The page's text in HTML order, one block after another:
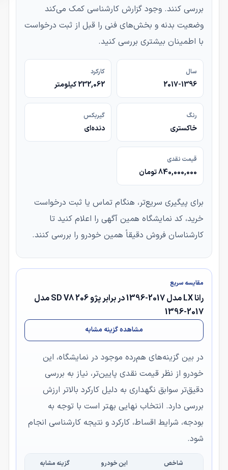
بررسی کنند. وجود گزارش کارشناسی کمک می‌کند
وضعیت بدنه و بخش‌های فنی را قبل از ثبت درخواست
با اطمینان بیشتری بررسی کنید.
سال
2017-1396
کارکرد
232,062 کیلومتر
رنگ
خاکستری
گیربکس
دنده‌ای
قیمت نقدی
840,000,000 تومان
برای پیگیری سریع‌تر، هنگام تماس یا ثبت درخواست
خرید، کد نمایشگاه همین آگهی را اعلام کنید تا
کارشناسان فروش دقیقاً همین خودرو را بررسی کنند.
مقایسه سریع
رانا LX مدل 2017-1396 در برابر پژو 206 SD V8 مدل
2017-1396
مشاهده گزینه مشابه
در بین گزینه‌های هم‌رده موجود در نمایشگاه، این
خودرو از نظر قیمت نقدی پایین‌تر، نیاز به بررسی
دقیق‌تر سوابق نگهداری به دلیل کارکرد بالاتر ارزش
بررسی دارد. انتخاب نهایی بهتر است با توجه به
بودجه، شرایط اقساط، کارکرد و نتیجه کارشناسی انجام
شود.
شاخص این خودرو گزینه مشابه